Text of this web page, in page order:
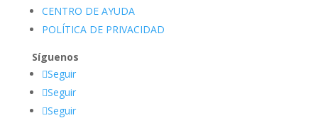
CENTRO DE AYUDA
POLÍTICA DE PRIVACIDAD
Síguenos
Seguir
Seguir
Seguir